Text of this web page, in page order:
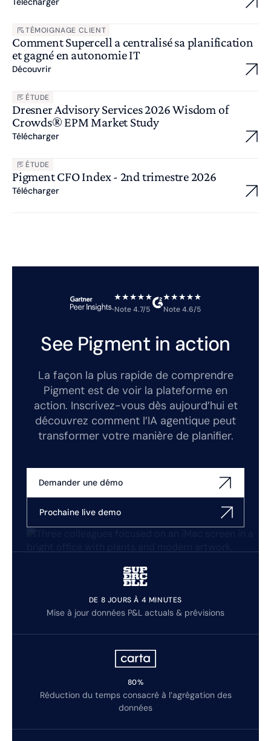
TÉMOIGNAGE CLIENT
Comment Supercell a centralisé sa planification
et gagné en autonomie IT
Découvrir
ÉTUDE
Dresner Advisory Services 2026 Wisdom of
Crowds® EPM Market Study
Télécharger
ÉTUDE
Pigment CFO Index - 2nd trimestre 2026
Télécharger
Note 4.7/5 Note 4.6/5
See Pigment in action
La façon la plus rapide de comprendre
Pigment est de voir la plateforme en
action. Inscrivez-vous dès aujourd’hui et
découvrez comment l’IA agentique peut
transformer votre manière de planifier.
Demander une démo
Prochaine live demo
DE 8 JOURS À 4 MINUTES
Mise à jour données P&L actuals & prévisions
80%
Réduction du temps consacré à l’agrégation des
données